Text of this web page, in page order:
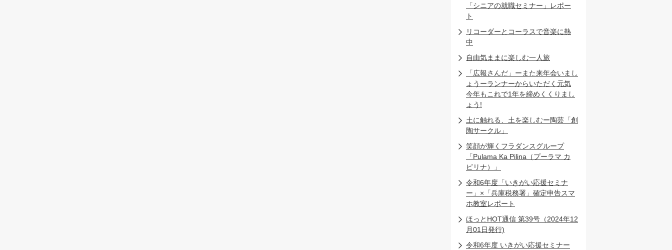
「シニアの就職セミナー」レポー
ト
リコーダーとコーラスで音楽に熱
中
自由気ままに楽しむ一人旅
「広報さんだ」ーまた来年会いまし
ょうーランナーからいただく元気
今年もこれで1年を締めくくりまし
ょう!
土に触れる、土を楽しむー陶芸「創
陶サークル」
笑顔が輝くフラダンスグループ
「Pulama Ka Pilina（プーラマ カ
ピリナ）」
令和6年度「いきがい応援セミナ
ー」×「兵庫税務署」確定申告スマ
ホ教室レポート
ほっとHOT通信 第39号（2024年12
月01日発行)
令和6年度 いきがい応援セミナー